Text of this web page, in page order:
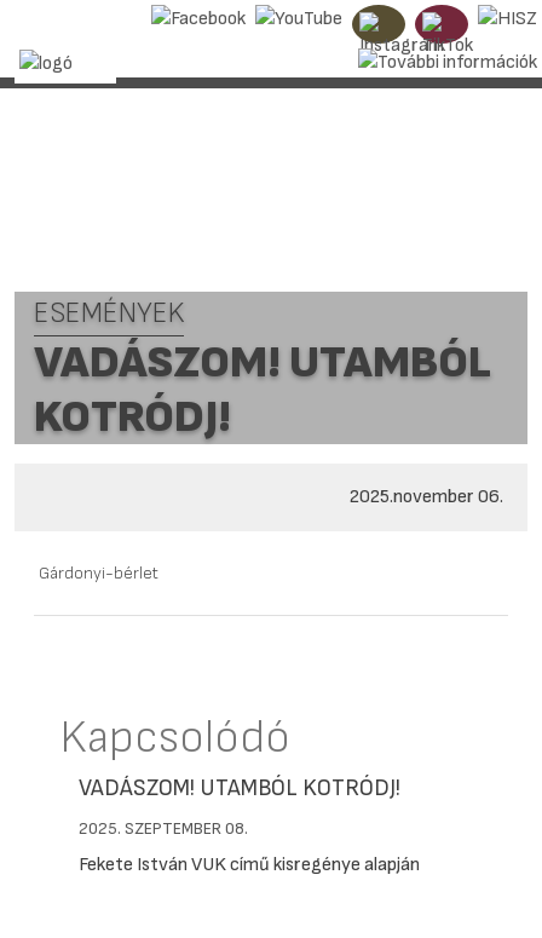
ESEMÉNYEK
VADÁSZOM! UTAMBÓL
KOTRÓDJ!
2025.november 06.
Gárdonyi-bérlet
Kapcsolódó
VADÁSZOM! UTAMBÓL KOTRÓDJ!
2025. SZEPTEMBER 08.
Fekete István VUK című kisregénye alapján